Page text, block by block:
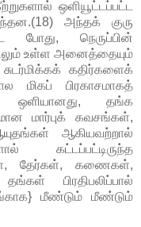
ஒளியூட்டப்பட்ட
அந்தக் குரு
போது, நெருப்பின்
உள்ள அனைத்தையும்
கதிர்களைக்
மிகப் பிரகாசமாகத்
ஒளியானது, தங்க
மார்புக் கவசங்கள்,
ஆகியவற்றால்
கட்டப்பட்டிருந்த
தேர்கள், கணைகள்,
பிரதிபலிப்பால்
மீண்டும் மீண்டும்